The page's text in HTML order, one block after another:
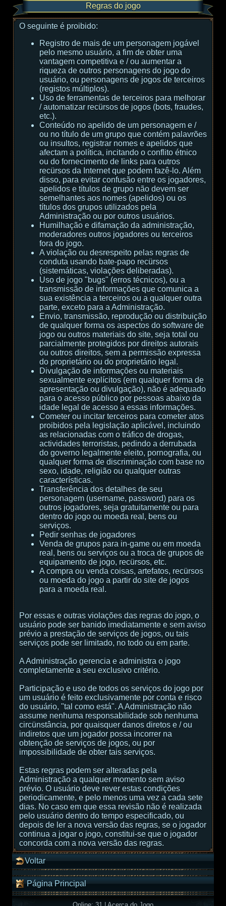
Regras do jogo
O seguinte é proibido:
Registro de mais de um personagem jogável
pelo mesmo usuário, a fim de obter uma
vantagem competitiva e / ou aumentar a
riqueza de outros personagens do jogo do
usuário, ou personagens de jogos de terceiros
(registos múltiplos).
Uso de ferramentas de terceiros para melhorar
/ automatizar recürsos de jogos (bots, fraudes,
etc.).
Conteúdo no apelido de um personagem e /
ou no título de um grupo que contém palavrões
ou insultos, registrar nomes e apelidos que
afectam a política, incitando o conflito étnico
ou do fornecimento de links para outros
recürsos da Internet que podem fazê-lo. Além
disso, para evitar confusão entre os jogadores,
apelidos e títulos de grupo não devem ser
semelhantes aos nomes (apelidos) ou os
títulos dos grupos utilizados pela
Administração ou por outros usuários.
Humilhação e difamação da administração,
moderadores outros jogadores ou terceiros
fora do jogo.
A violação ou desrespeito pelas regras de
conduta usando bate-papo recürsos
(sistemáticas, violações deliberadas).
Uso de jogo "bugs" (erros técnicos), ou a
transmissão de informações que comunica a
sua existência a terceiros ou a qualquer outra
parte, exceto para a Administração.
Envio, transmissão, reprodução ou distribuição
de qualquer forma os aspectos do software de
jogo ou outros materiais do site, seja total ou
parcialmente protegidos por direitos autorais
ou outros direitos, sem a permissão expressa
do proprietário ou do proprietário legal.
Divulgação de informações ou materiais
sexualmente explícitos (em qualquer forma de
apresentação ou divulgação), não é adequado
para o acesso público por pessoas abaixo da
idade legal de acesso a essas informações.
Cometer ou incitar terceiros para cometer atos
proibidos pela legislação aplicável, incluindo
as relacionadas com o tráfico de drogas,
actividades terroristas, pedindo a derrubada
do governo legalmente eleito, pornografia, ou
qualquer forma de discriminação com base no
sexo, idade, religião ou qualquer outras
características.
Transferência dos detalhes de seu
personagem (username, password) para os
outros jogadores, seja gratuitamente ou para
dentro do jogo ou moeda real, bens ou
serviços.
Pedir senhas de jogadores
Venda de grupos para in-game ou em moeda
real, bens ou serviços ou a troca de grupos de
equipamento de jogo, recürsos, etc.
A compra ou venda coisas, artefatos, recürsos
ou moeda do jogo a partir do site de jogos
para a moeda real.
Por essas e outras violações das regras do jogo, o
usuário pode ser banido imediatamente e sem aviso
prévio a prestação de serviços de jogos, ou tais
serviços pode ser limitado, no todo ou em parte.
A Administração gerencia e administra o jogo
completamente a seu exclusivo critério.
Participação e uso de todos os serviços do jogo por
um usuário é feito exclusivamente por conta e risco
do usuário, "tal como está". A Administração não
assume nenhuma responsabilidade sob nenhuma
circünstância, por quaisquer danos diretos e / ou
indiretos que um jogador possa incorrer na
obtenção de serviços de jogos, ou por
impossibilidade de obter tais serviços.
Estas regras podem ser alteradas pela
Administração a qualquer momento sem aviso
prévio. O usuário deve rever estas condições
periodicamente, e pelo menos uma vez a cada sete
dias. No caso em que essa revisão não é realizada
pelo usuário dentro do tempo especificado, ou
depois de ler a nova versão das regras, se o jogador
continua a jogar o jogo, constitui-se que o jogador
concorda com a nova versão das regras.
Voltar
Página Principal